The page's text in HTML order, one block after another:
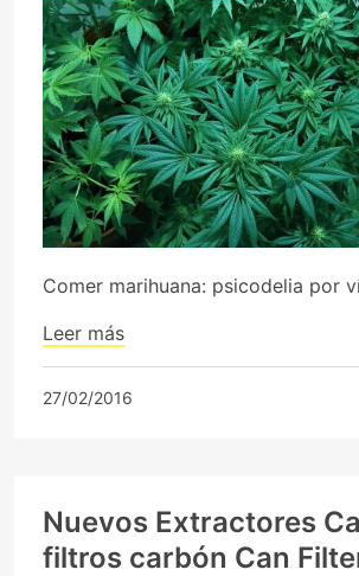
Comer marihuana: psicodelia por
Leer más
27/02/2016
Nuevos Extractores
filtros carbón Can